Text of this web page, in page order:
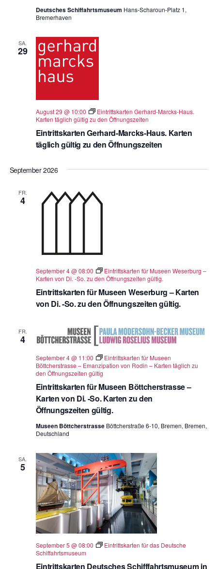
Deutsches Schiffahrtsmuseum Hans-Scharoun-Platz 1,
Bremerhaven
SA.
29
Eintrittskarten Gerhard-Marcks-Haus. Karten
täglich gültig zu den Öffnungszeiten
August 29 @ 10:00
Eintrittskarten Gerhard-Marcks-Haus.
Karten täglich gültig zu den Öffnungszeiten
September 2026
FR.
4
Eintrittskarten für Museen Weserburg – Karten
von Di. -So. zu den Öffnungszeiten gültig.
September 4 @ 08:00
Eintrittskarten für Museen Weserburg –
Karten von Di. -So. zu den Öffnungszeiten gültig.
FR.
4
Eintrittskarten für Museen Böttcherstrasse –
Karten von Di. -So. Karten zu den
Öffnungszeiten gültig.
September 4 @ 11:00
Eintrittskarten für Museen
Böttcherstrasse – Emanzipation von Rodin – Karten täglich zu
den Öffnungszeiten gültig
Museen Böttcherstrasse Böttcherstraße 6-10, Bremen, Bremen,
Deutschland
SA.
5
Eintrittskarten Deutsches Schifffahrtsmuseum in
September 5 @ 08:00
Eintrittskarten für das Deutsche
Schiffahrtsmuseum